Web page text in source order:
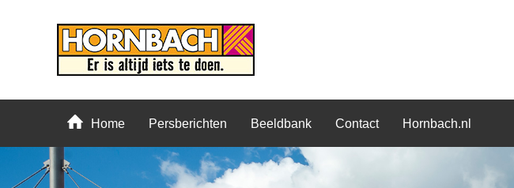
Home Persberichten Beeldbank Contact Hornbach.nl